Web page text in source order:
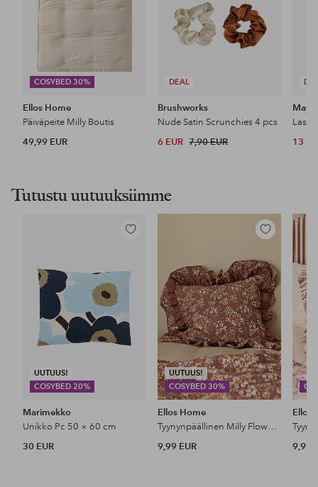
COSYBED 30%
Ellos Home
Päiväpeite Milly Boutis
49,99 EUR
DEAL
Brushworks
Nude Satin Scrunchies 4 pcs
6 EUR 7,90 EUR 13
Tutustu uutuuksiimme
UUTUUS!
COSYBED 20%
Lisää
Marimekko
Unikko Pc 50 × 60 cm
30 EUR
UUTUUS!
COSYBED 30%
Lisää
Ellos Home
Tyynynpäällinen Milly Flower pesty puuvilla
9,99 EUR
Ellos
9,99